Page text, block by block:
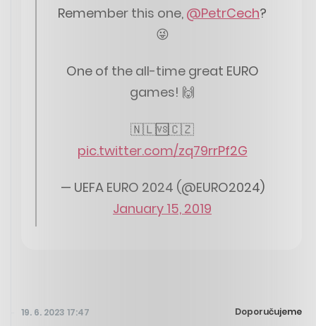
Remember this one, @PetrCech?
😜
One of the all-time great EURO
games! 🙌
🇳🇱🆚🇨🇿
pic.twitter.com/zq79rrPf2G
— UEFA EURO 2024 (@EURO2024)
January 15, 2019
19. 6. 2023 17:47 Doporučujeme